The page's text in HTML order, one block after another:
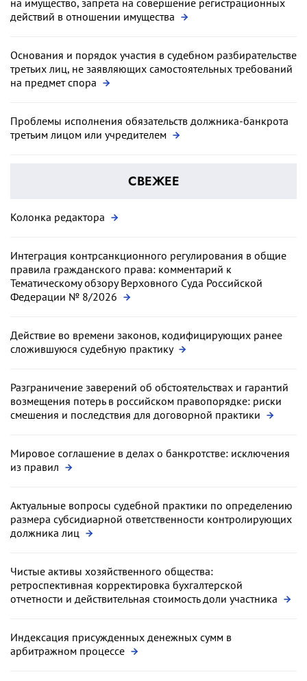
действий в отношении имущества
Основания и порядок участия в судебном разбирательстве
третьих лиц, не заявляющих самостоятельных требований
на предмет спора
Проблемы исполнения обязательств должника-банкрота
третьим лицом или учредителем
СВЕЖЕЕ
Колонка редактора
Интеграция контрсанкционного регулирования в общие
правила гражданского права: комментарий к
Тематическому обзору Верховного Суда Российской
Федерации № 8/2026
Действие во времени законов, кодифицирующих ранее
сложившуюся судебную практику
Разграничение заверений об обстоятельствах и гарантий
возмещения потерь в российском правопорядке: риски
смешения и последствия для договорной практики
Мировое соглашение в делах о банкротстве: исключения
из правил
Актуальные вопросы судебной практики по определению
размера субсидиарной ответственности контролирующих
должника лиц
Чистые активы хозяйственного общества:
ретроспективная корректировка бухгалтерской
отчетности и действительная стоимость доли участника
Индексация присужденных денежных сумм в
арбитражном процессе